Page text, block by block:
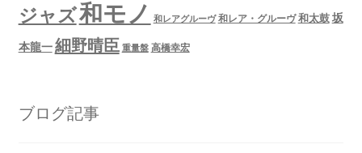
ジャズ和モノ 和レアグルーヴ 和レア・グルーヴ 和太鼓坂
本龍一細野晴臣 重量盤 高橋幸宏
ブログ記事